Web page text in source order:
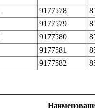
9177578
9177579
9177580
9177581
9177582